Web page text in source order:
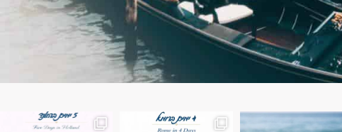
בזמן. רומא היא אחת
Instagram post 18087423191462101